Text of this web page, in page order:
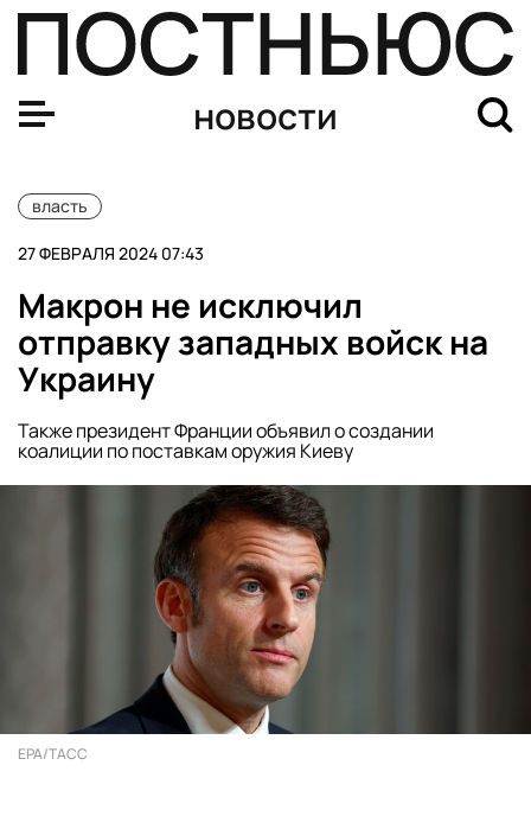
новости
власть
27 ФЕВРАЛЯ 2024 07:43
Макрон не исключил
отправку западных войск на
Украину
Также президент Франции объявил о создании
коалиции по поставкам оружия Киеву
EPA/ТАСС
Делегация Госдумы во главе с Володиным прибыла в